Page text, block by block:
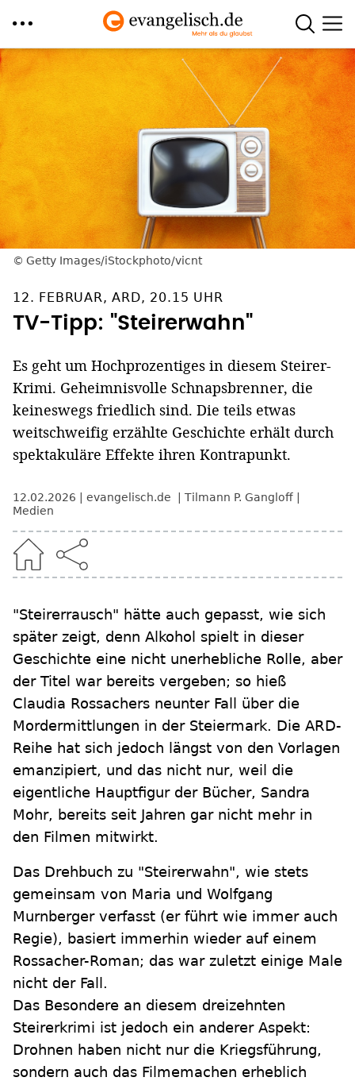
Direkt
zum
Inhalt
Getty Images/iStockphoto/vicnt
12. FEBRUAR, ARD, 20.15 UHR
TV-Tipp: "Steirerwahn"
Es geht um Hochprozentiges in diesem Steirer-
Krimi. Geheimnisvolle Schnapsbrenner, die
keineswegs friedlich sind. Die teils etwas
weitschweifig erzählte Geschichte erhält durch
spektakuläre Effekte ihren Kontrapunkt.
12.02.2026 evangelisch.de
Tilmann P. Gangloff
Medien
"Steirerrausch" hätte auch gepasst, wie sich
später zeigt, denn Alkohol spielt in dieser
Geschichte eine nicht unerhebliche Rolle, aber
der Titel war bereits vergeben; so hieß
Claudia Rossachers neunter Fall über die
Mordermittlungen in der Steiermark. Die ARD-
Reihe hat sich jedoch längst von den Vorlagen
emanzipiert, und das nicht nur, weil die
eigentliche Hauptfigur der Bücher, Sandra
Mohr, bereits seit Jahren gar nicht mehr in
den Filmen mitwirkt.
Das Drehbuch zu "Steirerwahn", wie stets
gemeinsam von Maria und Wolfgang
Murnberger verfasst (er führt wie immer auch
Regie), basiert immerhin wieder auf einem
Rossacher-Roman; das war zuletzt einige Male
nicht der Fall.
Das Besondere an diesem dreizehnten
Steirerkrimi ist jedoch ein anderer Aspekt:
Drohnen haben nicht nur die Kriegsführung,
sondern auch das Filmemachen erheblich